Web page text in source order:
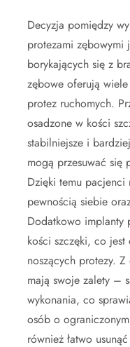
Decyzja pomiędzy
protezami zębowymi
borykających się z
zębowe oferują
protez ruchomych.
osadzone w kości
stabilniejsze i
mogą przesuwać się
Dzięki temu pacjenci
pewnością siebie
Dodatkowo implanty
kości szczęki, co
noszących protezy.
mają swoje zalety –
wykonania, co
osób o
również łatwo